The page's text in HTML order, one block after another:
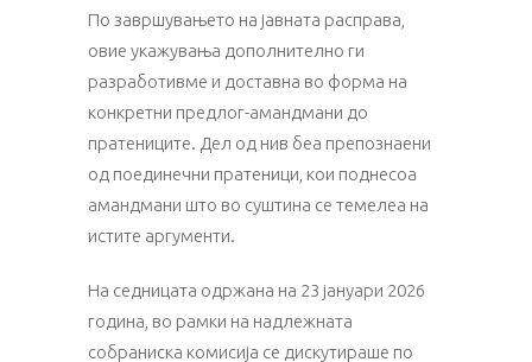
По завршувањето на јавната расправа,
овие укажувања дополнително ги
разработивме и доставна во форма на
конкретни предлог-амандмани до
пратениците. Дел од нив беа препознаени
од поединечни пратеници, кои поднесоа
амандмани што во суштина се темелеа на
истите аргументи.
На седницата одржана на 23 јануари 2026
година, во рамки на надлежната
собраниска комисија се дискутираше по